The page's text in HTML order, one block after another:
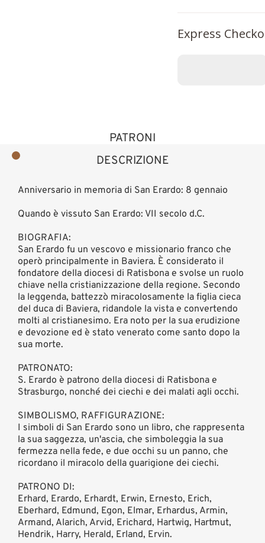
Express
DESCRIZIONE
PATRONI
Anniversario in memoria di San Erardo: 8 gennaio
Quando è vissuto San Erardo: VII secolo d.C.
BIOGRAFIA:
San Erardo fu un vescovo e missionario franco che
operò principalmente in Baviera. È considerato il
fondatore della diocesi di Ratisbona e svolse un ruolo
chiave nella cristianizzazione della regione. Secondo
la leggenda, battezzò miracolosamente la figlia cieca
del duca di Baviera, ridandole la vista e convertendo
molti al cristianesimo. Era noto per la sua erudizione
e devozione ed è stato venerato come santo dopo la
sua morte.
PATRONATO:
S. Erardo è patrono della diocesi di Ratisbona e
Strasburgo, nonché dei ciechi e dei malati agli occhi.
SIMBOLISMO, RAFFIGURAZIONE:
I simboli di San Erardo sono un libro, che rappresenta
la sua saggezza, un'ascia, che simboleggia la sua
fermezza nella fede, e due occhi su un panno, che
ricordano il miracolo della guarigione dei ciechi.
PATRONO DI:
Erhard, Erardo, Erhardt, Erwin, Ernesto, Erich,
Eberhard, Edmund, Egon, Elmar, Erhardus, Armin,
Armand, Alarich, Arvid, Erichard, Hartwig, Hartmut,
Hendrik, Harry, Herald, Erland, Ervin.